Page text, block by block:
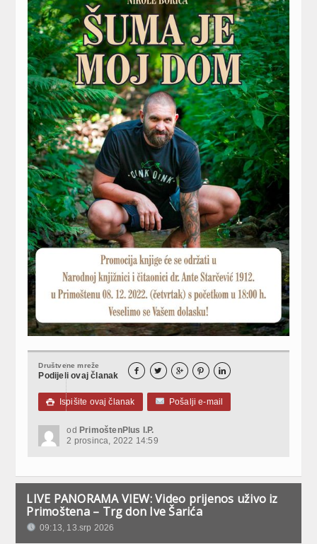
Društvene mreže
Podijeli ovaj članak     
 Ispišite ovaj članak Pošalji e-mail
od PrimoštenPlus I.P.
2 prosinca, 2022 14:59
LIVE PANORAMA VIEW: Video prijenos uživo iz
Primoštena – Trg don Ive Šarića
09:13, 13.srp 2026